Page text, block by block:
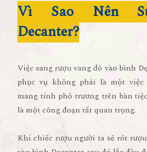
Vì Sao Nên
Decanter?
Việc sang rượu vang đỏ vào bình
phục vụ không phải là một
mang tính phô trương trên bàn
là một công đoạn rất quan trọng.
Khi chiếc rượu người ta sẽ rót